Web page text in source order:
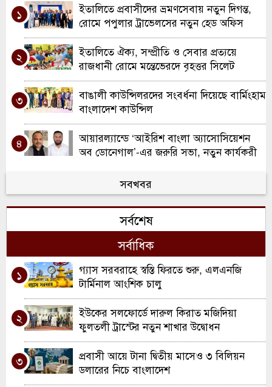
১
ইতালিতে প্রবাসীদের ভ্রমণসেবায় নতুন দিগন্ত,
রোমে পপুলার ট্রাভেলসের নতুন হেড অফিস
উদ্বোধন
২
ইতালিতে ঐক্য, সম্প্রীতি ও সেবার প্রত্যয়ে
রাজধানী রোমে মন্তেভেরদে বৃহত্তর সিলেট
সমিতির যাত্রা
৩
বাঙালী কাউন্সিলরদের সংবর্ধনা দিয়েছে বার্মিংহাম
বাংলাদেশ কাউন্সিল
৪
আয়ারল্যান্ডে ‘আইরিশ বাংলা অ্যাসোসিয়েশন
অব ডোনেগাল’-এর জরুরি সভা, নতুন কার্যকরী
ওয়ালসলে কিরণ বালতির উদ্যোগে কাউন্সিলর
দিলু মিয়াকে সংবর্ধনা
৬
রচডেল আনজুমানে আল ইসলাহ’র বার্ষিক
সাধারণ সভা ও নির্বাচন
৭
স্কুল ইন্সপেকশনে অসাধারণ স্বীকৃতি ; দারুল
হাদিস লতিফিয়ার ঐতিহাসিক সাফল্য উদযাপন
৮
স্পোর্টস টু ওয়ার্ক প্রেসেন্ট ইউ বি এ স্যাটেলাইট
ব্যাডমিন্টন টুর্নামেন্ট অনুষ্ঠিত
৯
ওয়ালসালে ন্যাশনাল ডাবল ক্যারম
টুর্নামেন্ট-২০২৬
সবখবর
সর্বশেষ
সর্বাধিক
১
গ্যাস সরবরাহে স্বস্তি ফিরতে শুরু, এলএনজি
টার্মিনাল আংশিক চালু
২
ইউকের সলফোর্ডে দারুল কিরাত মজিদিয়া
ফুলতলী ট্রাস্টের নতুন শাখার উদ্বোধন
৩
প্রবাসী আয়ে টানা দ্বিতীয় মাসেও ৩ বিলিয়ন
ডলারের নিচে বাংলাদেশ